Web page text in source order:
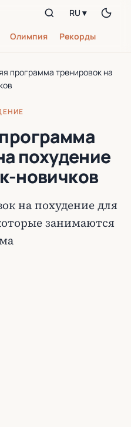
Олимпия Рекорды
RU ▾
программа тренировок на
похудение
новичков
на похудение для
занимаются